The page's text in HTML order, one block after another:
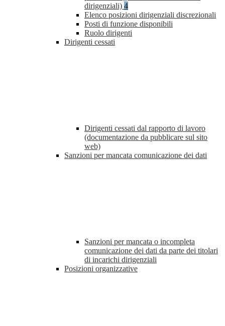
dirigenziali) 4
Elenco posizioni dirigenziali discrezionali
Posti di funzione disponibili
Ruolo dirigenti
Dirigenti cessati
Dirigenti cessati dal rapporto di lavoro
(documentazione da pubblicare sul sito
web)
Sanzioni per mancata comunicazione dei dati
Sanzioni per mancata o incompleta
comunicazione dei dati da parte dei titolari
di incarichi dirigenziali
Posizioni organizzative